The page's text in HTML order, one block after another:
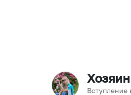
Хозяин
Вступление